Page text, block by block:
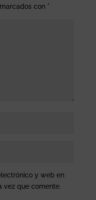
con *
y web en
vez que comente.